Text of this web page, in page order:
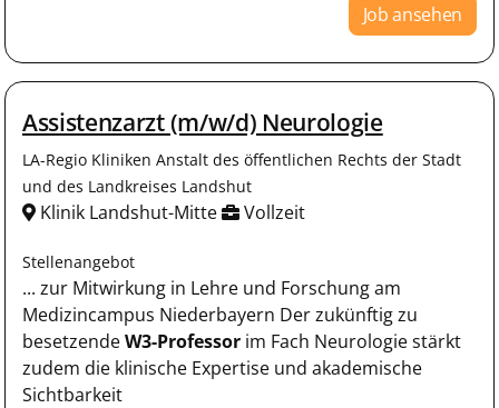
Job ansehen
Assistenzarzt (m/w/d) Neurologie
LA-Regio Kliniken Anstalt des öffentlichen Rechts der Stadt
und des Landkreises Landshut
Klinik Landshut-Mitte Vollzeit
Stellenangebot
... zur Mitwirkung in Lehre und Forschung am
Medizincampus Niederbayern Der zukünftig zu
besetzendeW3-Professor im Fach Neurologie stärkt
zudem die klinische Expertise und akademische
Sichtbarkeit